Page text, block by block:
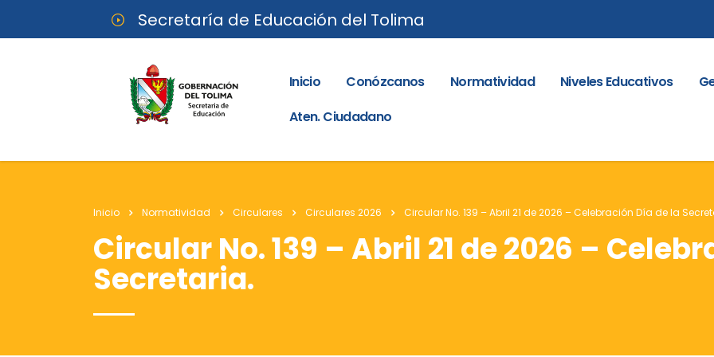
Secretaría de Educación del Tolima
Inicio Conózcanos Normatividad Niveles Educativos
Aten. Ciudadano
Inicio Normatividad Circulares Circulares 2026 Circular No. 139 – Abril 21 de 2026 – Celebración Día de la
Circular No. 139 – Abril 21 de 2026 –
Secretaria.